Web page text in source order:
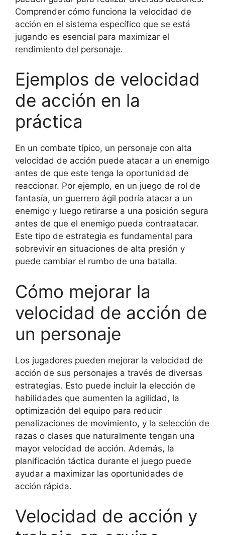
Comprender cómo funciona la velocidad de
acción en el sistema específico que se está
jugando es esencial para maximizar el
rendimiento del personaje.
Ejemplos de velocidad
de acción en la
práctica
En un combate típico, un personaje con alta
velocidad de acción puede atacar a un enemigo
antes de que este tenga la oportunidad de
reaccionar. Por ejemplo, en un juego de rol de
fantasía, un guerrero ágil podría atacar a un
enemigo y luego retirarse a una posición segura
antes de que el enemigo pueda contraatacar.
Este tipo de estrategia es fundamental para
sobrevivir en situaciones de alta presión y
puede cambiar el rumbo de una batalla.
Cómo mejorar la
velocidad de acción de
un personaje
Los jugadores pueden mejorar la velocidad de
acción de sus personajes a través de diversas
estrategias. Esto puede incluir la elección de
habilidades que aumenten la agilidad, la
optimización del equipo para reducir
penalizaciones de movimiento, y la selección de
razas o clases que naturalmente tengan una
mayor velocidad de acción. Además, la
planificación táctica durante el juego puede
ayudar a maximizar las oportunidades de
acción rápida.
Velocidad de acción y